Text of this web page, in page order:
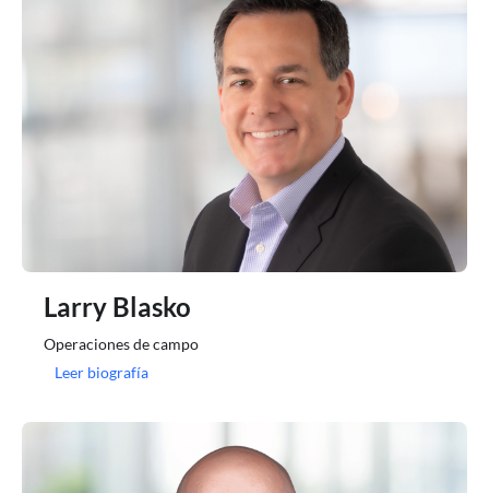
Larry Blasko
Operaciones de campo
Leer biografía